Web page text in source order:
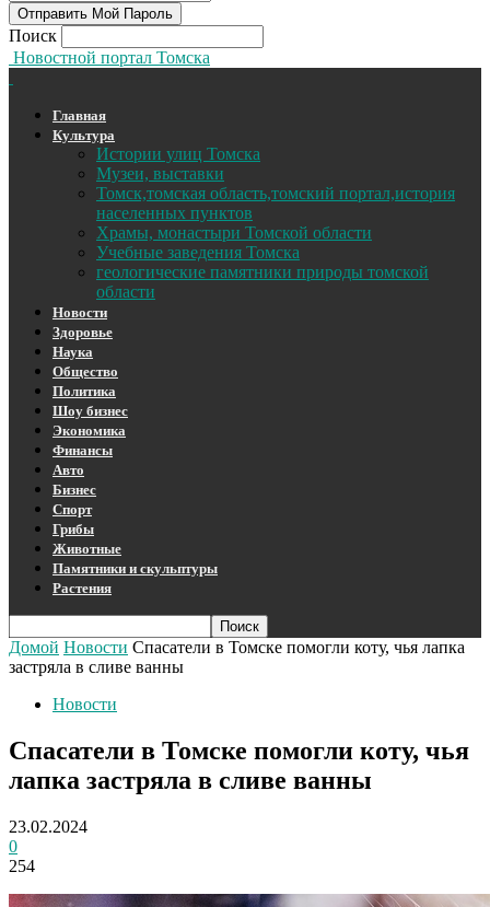
Поиск
Новостной портал Томска
Главная
Культура
Истории улиц Томска
Музеи, выставки
Томск,томская область,томский портал,история
населенных пунктов
Храмы, монастыри Томской области
Учебные заведения Томска
геологические памятники природы томской
области
Новости
Здоровье
Наука
Общество
Политика
Шоу бизнес
Экономика
Финансы
Авто
Бизнес
Спорт
Грибы
Животные
Памятники и скульптуры
Растения
Домой Новости Спасатели в Томске помогли коту, чья лапка
застряла в сливе ванны
Новости
Спасатели в Томске помогли коту, чья
лапка застряла в сливе ванны
23.02.2024
0
254